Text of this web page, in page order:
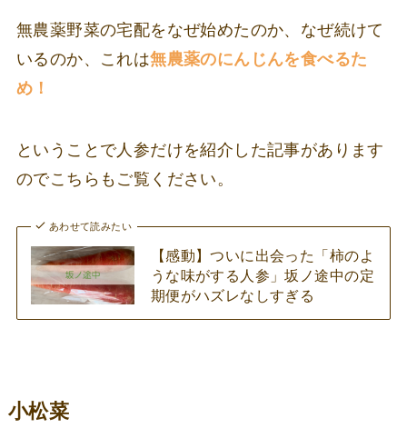
無農薬野菜の宅配をなぜ始めたのか、なぜ続けて
いるのか、これは無農薬のにんじんを食べるた
め！
ということで人参だけを紹介した記事があります
のでこちらもご覧ください。
あわせて読みたい
【感動】ついに出会った「柿のよ
うな味がする人参」坂ノ途中の定
期便がハズレなしすぎる
小松菜